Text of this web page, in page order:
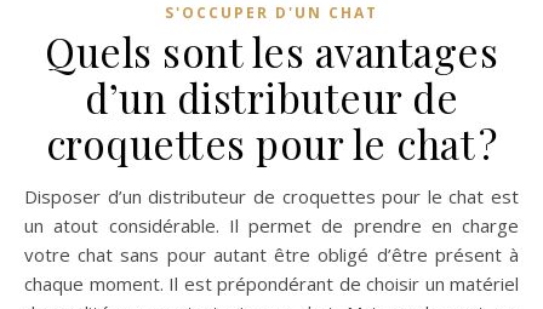
S'OCCUPER D'UN CHAT
Quels sont les avantages
d’un distributeur de
croquettes pour le chat ?
Disposer d’un distributeur de croquettes pour le chat est
un atout considérable. Il permet de prendre en charge
votre chat sans pour autant être obligé d’être présent à
chaque moment. Il est prépondérant de choisir un matériel